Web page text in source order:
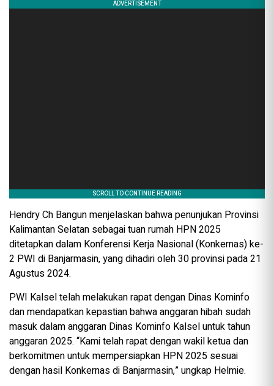
Hendry Ch Bangun menjelaskan bahwa penunjukan Provinsi
Kalimantan Selatan sebagai tuan rumah HPN 2025
ditetapkan dalam Konferensi Kerja Nasional (Konkernas) ke-
2 PWI di Banjarmasin, yang dihadiri oleh 30 provinsi pada 21
Agustus 2024.
PWI Kalsel telah melakukan rapat dengan Dinas Kominfo
dan mendapatkan kepastian bahwa anggaran hibah sudah
masuk dalam anggaran Dinas Kominfo Kalsel untuk tahun
anggaran 2025. “Kami telah rapat dengan wakil ketua dan
berkomitmen untuk mempersiapkan HPN 2025 sesuai
dengan hasil Konkernas di Banjarmasin,” ungkap Helmie.